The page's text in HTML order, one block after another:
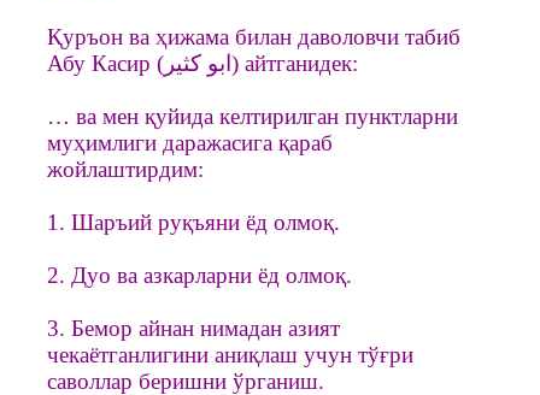
Қуръон ва ҳижама билан даволовчи табиб
Абу Касир (ابو كثير) айтганидек:
… ва мен қуйида келтирилган пунктларни
муҳимлиги даражасига қараб
жойлаштирдим:
1. Шаръий руқъяни ёд олмоқ.
2. Дуо ва азкарларни ёд олмоқ.
3. Бемор айнан нимадан азият
чекаётганлигини аниқлаш учун тўғри
саволлар беришни ўрганиш.